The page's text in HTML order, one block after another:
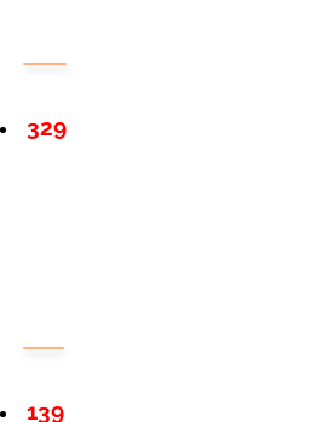
329
139